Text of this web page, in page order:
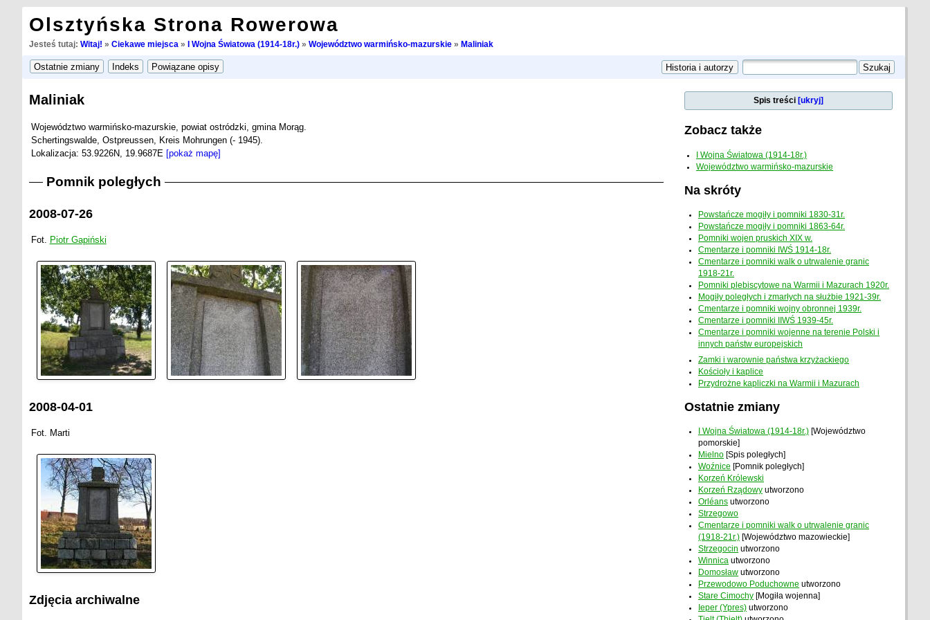
Olsztyńska Strona Rowerowa
Jesteś tutaj: Witaj! » Ciekawe miejsca » I Wojna Światowa (1914-18r.)» Województwo warmińsko-mazurskie» Maliniak
Maliniak
Województwo warmińsko-mazurskie, powiat ostródzki, gmina Morąg.
Schertingswalde, Ostpreussen, Kreis Mohrungen (- 1945).
Lokalizacja: 53.9226N, 19.9687E [pokaż mapę]
Pomnik poległych
2008-07-26
Fot. Piotr Gapiński
2008-04-01
Fot. Marti
Zdjęcia archiwalne
Spis treści [ukryj]
Zobacz także
I Wojna Światowa (1914-18r.)
Województwo warmińsko-mazurskie
Na skróty
Powstańcze mogiły i pomniki 1830-31r.
Powstańcze mogiły i pomniki 1863-64r.
Pomniki wojen pruskich XIX w.
Cmentarze i pomniki IWŚ 1914-18r.
Cmentarze i pomniki walk o utrwalenie granic
1918-21r.
Pomniki plebiscytowe na Warmii i Mazurach 1920r.
Mogiły poległych i zmarłych na służbie 1921-39r.
Cmentarze i pomniki wojny obronnej 1939r.
Cmentarze i pomniki IIWŚ 1939-45r.
Cmentarze i pomniki wojenne na terenie Polski i
innych państw europejskich
Zamki i warownie państwa krzyżackiego
Kościoły i kaplice
Przydrożne kapliczki na Warmii i Mazurach
Ostatnie zmiany
I Wojna Światowa (1914-18r.) [Województwo
pomorskie]
Mielno [Spis poległych]
Woźnice [Pomnik poległych]
Korzeń Królewski
Korzeń Rządowy utworzono
Orléans utworzono
Strzegowo
Cmentarze i pomniki walk o utrwalenie granic
(1918-21r.) [Województwo mazowieckie]
Strzegocin utworzono
Winnica utworzono
Domosław utworzono
Przewodowo Poduchowne utworzono
Stare Cimochy [Mogiła wojenna]
Ieper (Ypres) utworzono